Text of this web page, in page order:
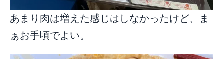
あまり肉は増えた感じはしなかったけど、ま
ぁお手頃でよい。